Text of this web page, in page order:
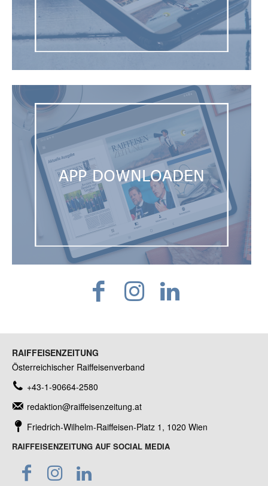
RAIFFEISENZEITUNG
Österreichischer Raiffeisenverband
+43-1-90664-2580
redaktion@raiffeisenzeitung.at
Friedrich-Wilhelm-Raiffeisen-Platz 1, 1020 Wien
RAIFFEISENZEITUNG AUF SOCIAL MEDIA